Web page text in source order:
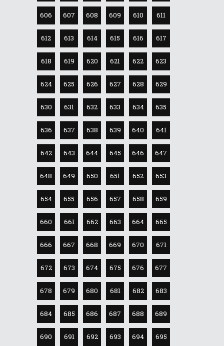
606 607 608 609 610 611
612 613 614 615 616 617
618 619 620 621 622 623
624 625 626 627 628 629
630 631 632 633 634 635
636 637 638 639 640 641
642 643 644 645 646 647
648 649 650 651 652 653
654 655 656 657 658 659
660 661 662 663 664 665
666 667 668 669 670 671
672 673 674 675 676 677
678 679 680 681 682 683
684 685 686 687 688 689
690 691 692 693 694 695